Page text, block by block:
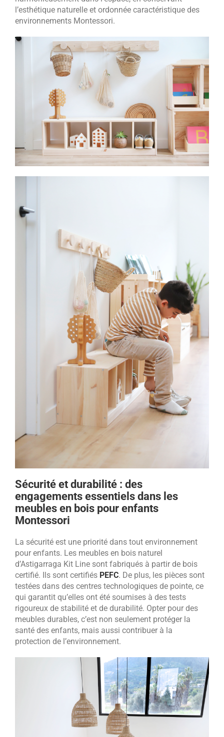
l’esthétique naturelle et ordonnée caractéristique des
environnements Montessori.
Sécurité et durabilité : des
engagements essentiels dans les
meubles en bois pour enfants
Montessori
La sécurité est une priorité dans tout environnement
pour enfants. Les meubles en bois naturel
d’Astigarraga Kit Line sont fabriqués à partir de bois
certifié. Ils sont certifiés PEFC. De plus, les pièces sont
testées dans des centres technologiques de pointe, ce
qui garantit qu’elles ont été soumises à des tests
rigoureux de stabilité et de durabilité. Opter pour des
meubles durables, c’est non seulement protéger la
santé des enfants, mais aussi contribuer à la
protection de l’environnement.